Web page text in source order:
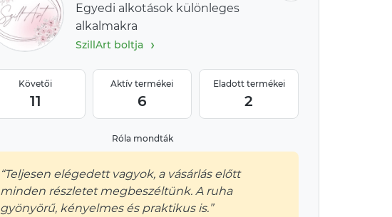
Egyedi alkotások különleges
alkalmakra
SzillArt boltja ›
Követői
11
Aktív termékei
6
Eladott termékei
2
Róla mondták
“Teljesen elégedett vagyok, a vásárlás előtt
minden részletet megbeszéltünk. A ruha
gyönyörű, kényelmes és praktikus is.”